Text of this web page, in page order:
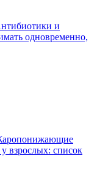
и
одновременно,
взрослых: список